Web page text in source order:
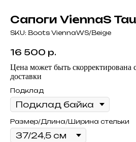
Сапоги ViennaS
SKU: Boots ViennaWS/Beige
16 500 р.
Цена может быть скорректирована
доставки
Подклад
Размер/Длина/Ширина стельки